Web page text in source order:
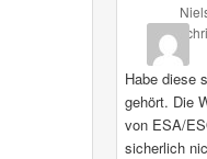
Habe diese
gehört. Die
von ESA/
sicherlich